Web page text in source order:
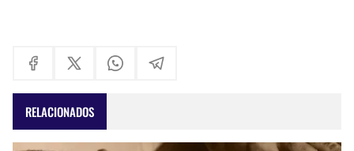
RELACIONADOS